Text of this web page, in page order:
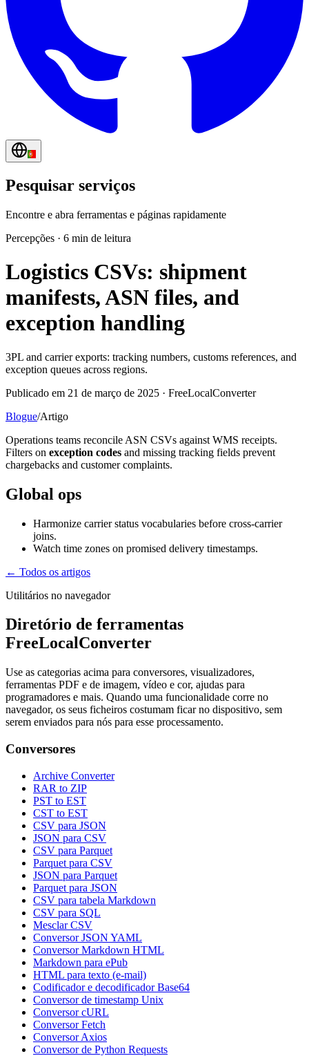
Pesquisar serviços
Encontre e abra ferramentas e páginas rapidamente
Percepções · 6 min de leitura
Logistics CSVs: shipment
manifests, ASN files, and
exception handling
3PL and carrier exports: tracking numbers, customs references, and
exception queues across regions.
Publicado em 21 de março de 2025 · FreeLocalConverter
Blogue/Artigo
Operations teams reconcile ASN CSVs against WMS receipts.
Filters on exception codes and missing tracking fields prevent
chargebacks and customer complaints.
Global ops
Harmonize carrier status vocabularies before cross-carrier
joins.
Watch time zones on promised delivery timestamps.
← Todos os artigos
Utilitários no navegador
Diretório de ferramentas
FreeLocalConverter
Use as categorias acima para conversores, visualizadores,
ferramentas PDF e de imagem, vídeo e cor, ajudas para
programadores e mais. Quando uma funcionalidade corre no
navegador, os seus ficheiros costumam ficar no dispositivo, sem
serem enviados para nós para esse processamento.
Conversores
Archive Converter
RAR to ZIP
PST to EST
CST to EST
CSV para JSON
JSON para CSV
CSV para Parquet
Parquet para CSV
JSON para Parquet
Parquet para JSON
CSV para tabela Markdown
CSV para SQL
Mesclar CSV
Conversor JSON YAML
Conversor Markdown HTML
Markdown para ePub
HTML para texto (e-mail)
Codificador e decodificador Base64
Conversor de timestamp Unix
Conversor cURL
Conversor Fetch
Conversor Axios
Conversor de Python Requests